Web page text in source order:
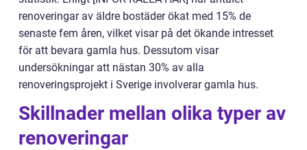
renoveringar av äldre bostäder ökat med 15% de
senaste fem åren, vilket visar på det ökande intresset
för att bevara gamla hus. Dessutom visar
undersökningar att nästan 30% av alla
renoveringsprojekt i Sverige involverar gamla hus.
Skillnader mellan olika typer av
renoveringar